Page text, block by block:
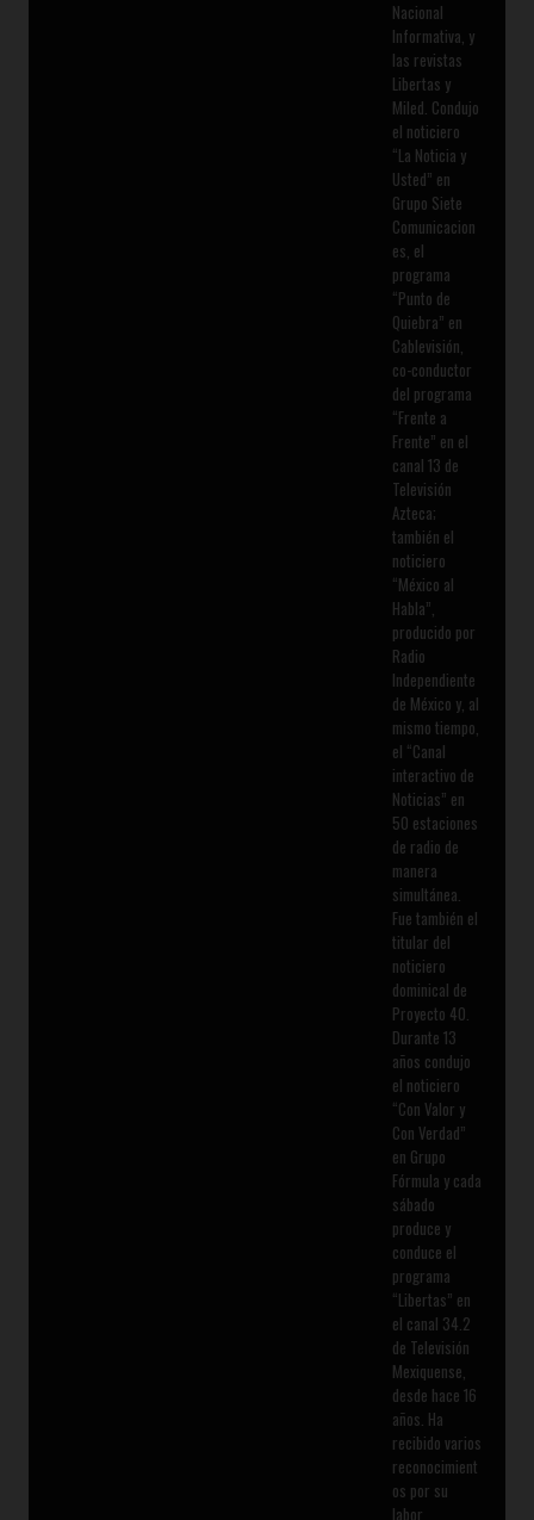
Nacional
Informativa, y
las revistas
Libertas y
Miled. Condujo
el noticiero
“La Noticia y
Usted” en
Grupo Siete
Comunicacion
es, el
programa
“Punto de
Quiebra” en
Cablevisión,
co-conductor
del programa
“Frente a
Frente” en el
canal 13 de
Televisión
Azteca;
también el
noticiero
“México al
Habla”,
producido por
Radio
Independiente
de México y, al
mismo tiempo,
el “Canal
interactivo de
Noticias” en
50 estaciones
de radio de
manera
simultánea.
Fue también el
titular del
noticiero
dominical de
Proyecto 40.
Durante 13
años condujo
el noticiero
“Con Valor y
Con Verdad”
en Grupo
Fórmula y cada
sábado
produce y
conduce el
programa
“Libertas” en
el canal 34.2
de Televisión
Mexiquense,
desde hace 16
años. Ha
recibido varios
reconocimient
os por su
labor